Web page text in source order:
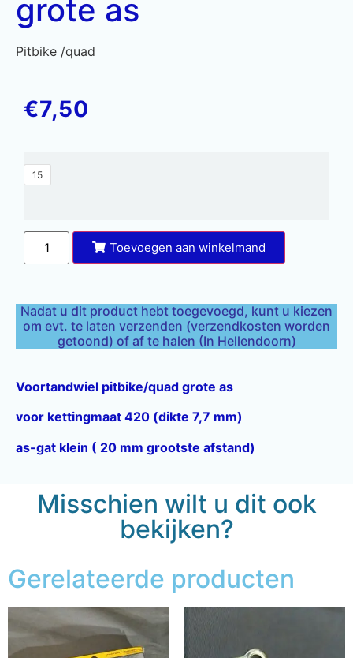
grote as
Pitbike /quad
€7,50
15
Toevoegen aan winkelmand
Nadat u dit product hebt toegevoegd, kunt u kiezen
om evt. te laten verzenden (verzendkosten worden
getoond) of af te halen (In Hellendoorn)
Voortandwiel pitbike/quad grote as
voor kettingmaat 420 (dikte 7,7 mm)
as-gat klein ( 20 mm grootste afstand)
Misschien wilt u dit ook
bekijken?
Gerelateerde producten